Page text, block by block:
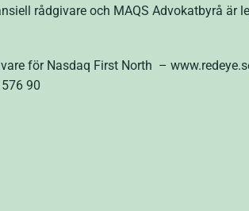
rådgivare och MAQS Advokatbyrå är
för Nasdaq First North –
90